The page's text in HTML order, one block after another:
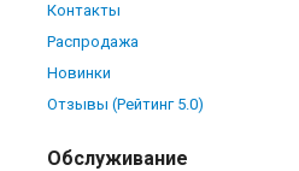
Контакты
Распродажа
Новинки
Отзывы (Рейтинг 5.0)
Обслуживание